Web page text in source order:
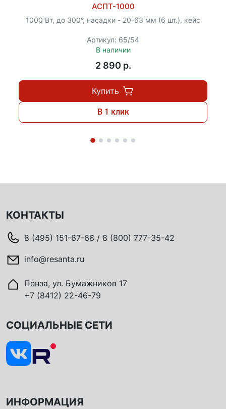
АСПТ-1000
1000 Вт, до 300°, насадки - 20-63 мм (6 шт.), кейс
Артикул: 65/54
В наличии
2 890 p.
Купить
В 1 клик
КОНТАКТЫ
8 (495) 151-67-68 / 8 (800) 777-35-42
info@resanta.ru
Пенза, ул. Бумажников 17
+7 (8412) 22-46-79
ИНФОРМАЦИЯ
СОЦИАЛЬНЫЕ СЕТИ